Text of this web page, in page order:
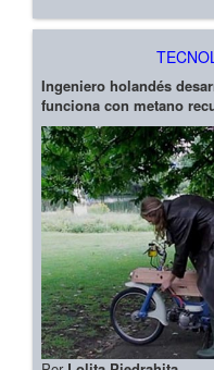
Ingeniero holandés
funciona con metano